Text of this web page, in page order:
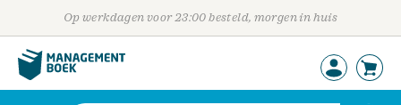
Op werkdagen voor 23:00 besteld, morgen in huis